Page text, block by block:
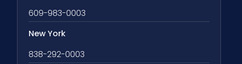
609-983-0003
New York
838-292-0003